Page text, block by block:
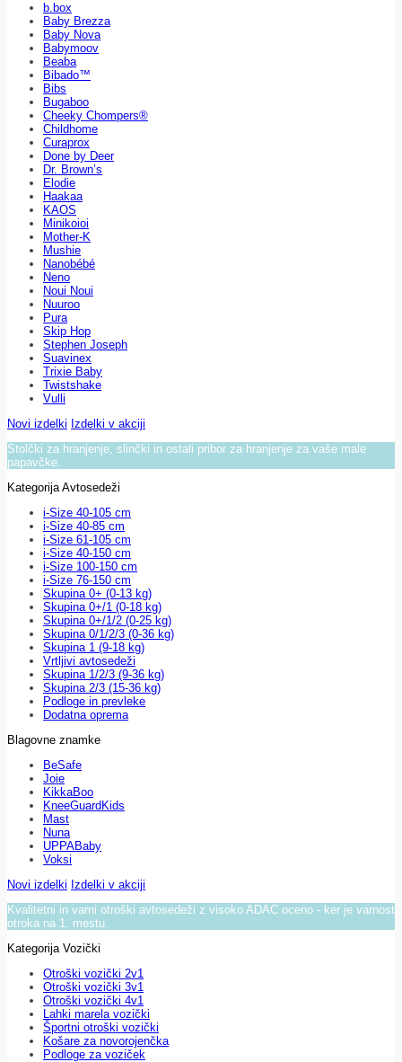
b.box
Baby Brezza
Baby Nova
Babymoov
Beaba
Bibado™
Bibs
Bugaboo
Cheeky Chompers®
Childhome
Curaprox
Done by Deer
Dr. Brown’s
Elodie
Haakaa
KAOS
Minikoioi
Mother-K
Mushie
Nanobébé
Neno
Noui Noui
Nuuroo
Pura
Skip Hop
Stephen Joseph
Suavinex
Trixie Baby
Twistshake
Vulli
Novi izdelki Izdelki v akciji
Stolčki za hranjenje, slinčki in ostali pribor za hranjenje za vaše male
papavčke.
Kategorija Avtosedeži
i-Size 40-105 cm
i-Size 40-85 cm
i-Size 61-105 cm
i-Size 40-150 cm
i-Size 100-150 cm
i-Size 76-150 cm
Skupina 0+ (0-13 kg)
Skupina 0+/1 (0-18 kg)
Skupina 0+/1/2 (0-25 kg)
Skupina 0/1/2/3 (0-36 kg)
Skupina 1 (9-18 kg)
Vrtljivi avtosedeži
Skupina 1/2/3 (9-36 kg)
Skupina 2/3 (15-36 kg)
Podloge in prevleke
Dodatna oprema
Blagovne znamke
BeSafe
Joie
KikkaBoo
KneeGuardKids
Mast
Nuna
UPPABaby
Voksi
Novi izdelki Izdelki v akciji
Kvalitetni in varni otroški avtosedeži z visoko ADAC oceno - ker je varnost
otroka na 1. mestu.
Kategorija Vozički
Otroški vozički 2v1
Otroški vozički 3v1
Otroški vozički 4v1
Lahki marela vozički
Športni otroški vozički
Košare za novorojenčka
Podloge za voziček